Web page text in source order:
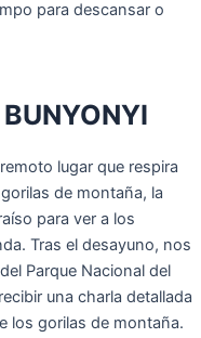
para descansar o
lugar que respira
de montaña, la
para ver a los
Tras el desayuno, nos
Parque Nacional del
una charla detallada
los gorilas de montaña.